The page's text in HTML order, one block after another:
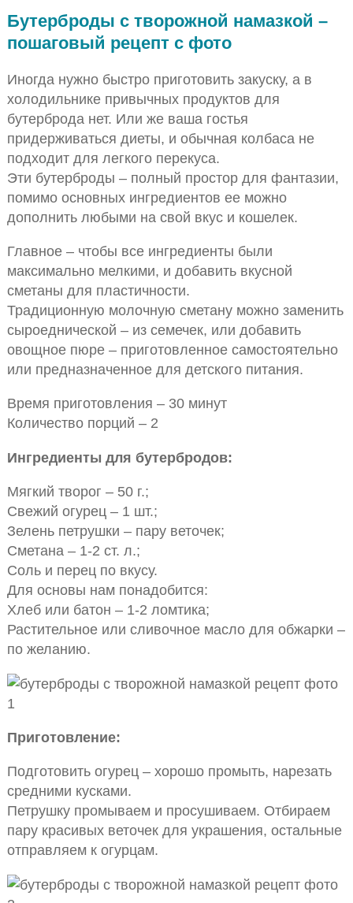
Бутерброды с творожной намазкой –
пошаговый рецепт с фото
Иногда нужно быстро приготовить закуску, а в
холодильнике привычных продуктов для
бутерброда нет. Или же ваша гостья
придерживаться диеты, и обычная колбаса не
подходит для легкого перекуса.
Эти бутерброды – полный простор для фантазии,
помимо основных ингредиентов ее можно
дополнить любыми на свой вкус и кошелек.
Главное – чтобы все ингредиенты были
максимально мелкими, и добавить вкусной
сметаны для пластичности.
Традиционную молочную сметану можно заменить
сыроеднической – из семечек, или добавить
овощное пюре – приготовленное самостоятельно
или предназначенное для детского питания.
Время приготовления – 30 минут
Количество порций – 2
Ингредиенты для бутербродов:
Мягкий творог – 50 г.;
Свежий огурец – 1 шт.;
Зелень петрушки – пару веточек;
Сметана – 1-2 ст. л.;
Соль и перец по вкусу.
Для основы нам понадобится:
Хлеб или батон – 1-2 ломтика;
Растительное или сливочное масло для обжарки –
по желанию.
Приготовление:
Подготовить огурец – хорошо промыть, нарезать
средними кусками.
Петрушку промываем и просушиваем. Отбираем
пару красивых веточек для украшения, остальные
отправляем к огурцам.